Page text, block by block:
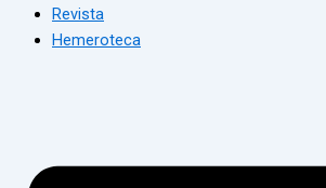
Revista
Hemeroteca